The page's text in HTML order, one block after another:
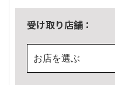
受け取り店舗：
お店を選ぶ